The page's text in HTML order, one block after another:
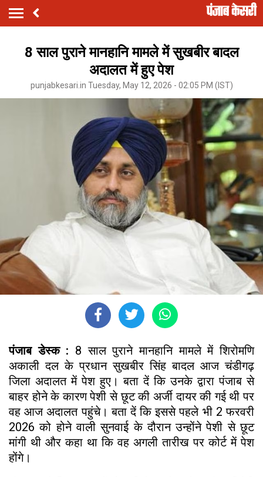
8 साल पुराने मानहानि मामले में सुखबीर बादल
अदालत में हुए पेश
punjabkesari.in Tuesday, May 12, 2026 - 02:05 PM (IST)
पंजाब डेस्क : 8 साल पुराने मानहानि मामले में शिरोमणि
अकाली दल के प्रधान सुखबीर सिंह बादल आज चंडीगढ़
जिला अदालत में पेश हुए। बता दें कि उनके द्वारा पंजाब से
बाहर होने के कारण पेशी से छूट की अर्जी दायर की गई थी पर
वह आज अदालत पहुंचे। बता दें कि इससे पहले भी 2 फरवरी
2026 को होने वाली सुनवाई के दौरान उन्होंने पेशी से छूट
मांगी थी और कहा था कि वह अगली तारीख पर कोर्ट में पेश
होंगे।